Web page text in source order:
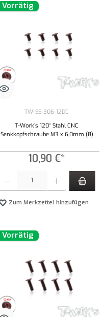
Vorrätig
TW-SS-306-12DC
T-Work´s 120° Stahl CNC
Senkkopfschraube M3 x 6,0mm (8)
10,90 €*
Zum Merkzettel hinzufügen
Vorrätig